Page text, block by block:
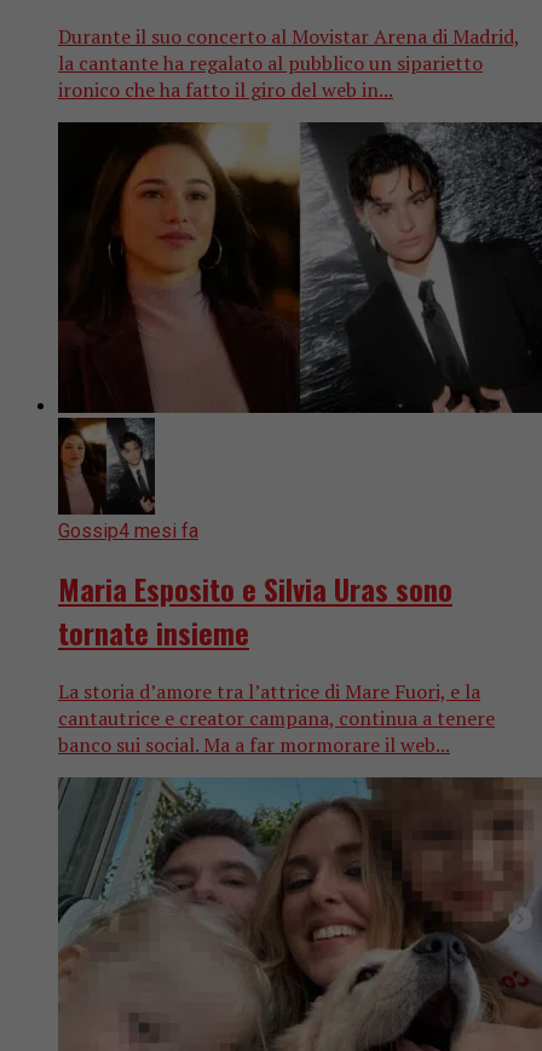
Durante il suo concerto al Movistar Arena di Madrid,
la cantante ha regalato al pubblico un siparietto
ironico che ha fatto il giro del web in...
Gossip4 mesi fa
Maria Esposito e Silvia Uras sono
tornate insieme
La storia d’amore tra l’attrice di Mare Fuori, e la
cantautrice e creator campana, continua a tenere
banco sui social. Ma a far mormorare il web...